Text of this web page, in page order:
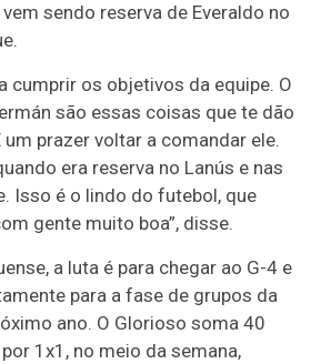
sendo reserva de Everaldo no
cumprir os objetivos da equipe. O
são essas coisas que te dão
um prazer voltar a comandar ele.
era reserva no Lanús e nas
Isso é o lindo do futebol, que
gente muito boa”, disse.
a luta é para chegar ao G-4 e
para a fase de grupos da
ano. O Glorioso soma 40
1x1, no meio da semana,